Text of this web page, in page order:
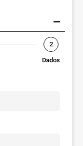
2
Dados